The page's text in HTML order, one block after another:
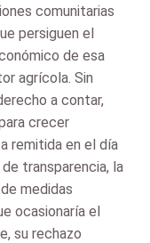
comunitarias
persiguen el
de esa
agrícola. Sin
a contar,
crecer
remitida en el día
transparencia, la
medidas
ocasionaría el
su rechazo